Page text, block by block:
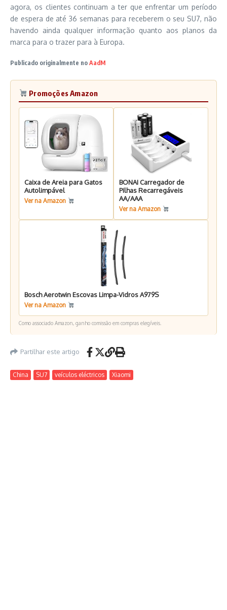
agora, os clientes continuam a ter que enfrentar um período
de espera de até 36 semanas para receberem o seu SU7, não
havendo ainda qualquer informação quanto aos planos da
marca para o trazer para à Europa.
Publicado originalmente no AadM
Promoções Amazon
Caixa de Areia para Gatos
Autolimpável
Ver na Amazon
BONAI Carregador de
Pilhas Recarregáveis
AA/AAA
Ver na Amazon
Bosch Aerotwin Escovas Limpa-Vidros A979S
Ver na Amazon
Como associado Amazon, ganho comissão em compras elegíveis.
Partilhar este artigo
China SU7 veículos eléctricos Xiaomi